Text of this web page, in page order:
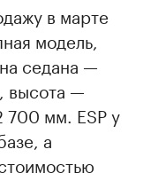
в марте
модель,
седана —
высота —
700 мм. ESP у
а